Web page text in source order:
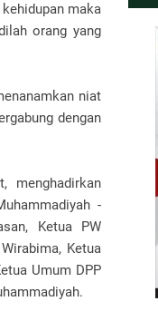
maka
orang yang
niat
dengan
menghadirkan
-
Ketua PW
Ketua
Umum DPP